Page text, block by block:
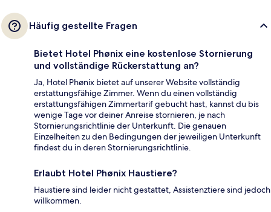
Häufig gestellte Fragen
Bietet Hotel Phønix eine kostenlose Stornierung
und vollständige Rückerstattung an?
Ja, Hotel Phønix bietet auf unserer Website vollständig
erstattungsfähige Zimmer. Wenn du einen vollständig
erstattungsfähigen Zimmertarif gebucht hast, kannst du bis
wenige Tage vor deiner Anreise stornieren, je nach
Stornierungsrichtlinie der Unterkunft. Die genauen
Einzelheiten zu den Bedingungen der jeweiligen Unterkunft
findest du in deren Stornierungsrichtlinie.
Erlaubt Hotel Phønix Haustiere?
Haustiere sind leider nicht gestattet, Assistenztiere sind jedoch
willkommen.